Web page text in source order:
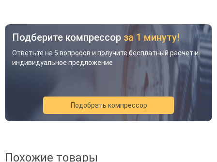
Подберите компрессор за 1 минуту!
Ответьте на 5 вопросов и получите бесплатный расчет и
индивидуальное предложение
Подобрать компрессор
Похожие товары